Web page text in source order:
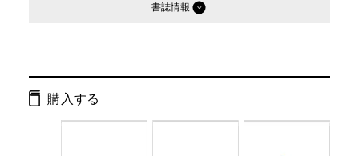
書誌情報
ページ数：
購入する